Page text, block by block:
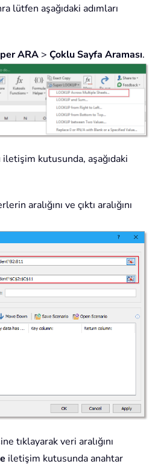
lütfen aşağıdaki adımları
ARA > Çoklu Sayfa Araması.
iletişim kutusunda, aşağıdaki
aralığını ve çıktı aralığını
tıklayarak veri aralığını
iletişim kutusunda anahtar